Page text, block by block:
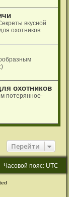
вкусной
охотников
охотников
потерянное-
Перейти
Часовой пояс: UTC